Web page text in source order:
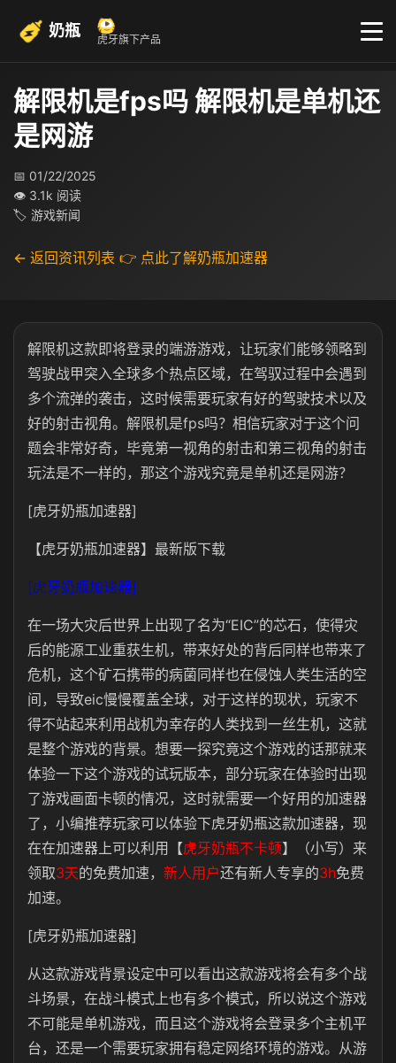
奶瓶 虎牙旗下产品
解限机是fps吗 解限机是单机还
是网游
📅 01/22/2025
👁 3.1k 阅读
🏷 游戏新闻
← 返回资讯列表 👉 点此了解奶瓶加速器
解限机这款即将登录的端游游戏，让玩家们能够领略到
驾驶战甲突入全球多个热点区域，在驾驭过程中会遇到
多个流弹的袭击，这时候需要玩家有好的驾驶技术以及
好的射击视角。解限机是fps吗？相信玩家对于这个问
题会非常好奇，毕竟第一视角的射击和第三视角的射击
玩法是不一样的，那这个游戏究竟是单机还是网游？
[虎牙奶瓶加速器]
【虎牙奶瓶加速器】最新版下载
[虎牙奶瓶加速器]
在一场大灾后世界上出现了名为“EIC”的芯石，使得灾
后的能源工业重获生机，带来好处的背后同样也带来了
危机，这个矿石携带的病菌同样也在侵蚀人类生活的空
间，导致eic慢慢覆盖全球，对于这样的现状，玩家不
得不站起来利用战机为幸存的人类找到一丝生机，这就
是整个游戏的背景。想要一探究竟这个游戏的话那就来
体验一下这个游戏的试玩版本，部分玩家在体验时出现
了游戏画面卡顿的情况，这时就需要一个好用的加速器
了，小编推荐玩家可以体验下虎牙奶瓶这款加速器，现
在在加速器上可以利用【虎牙奶瓶不卡顿】（小写）来
领取3天的免费加速， 新人用户还有新人专享的3h免费
加速。
[虎牙奶瓶加速器]
从这款游戏背景设定中可以看出这款游戏将会有多个战
斗场景，在战斗模式上也有多个模式，所以说这个游戏
不可能是单机游戏，而且这个游戏将会登录多个主机平
台，还是一个需要玩家拥有稳定网络环境的游戏。从游